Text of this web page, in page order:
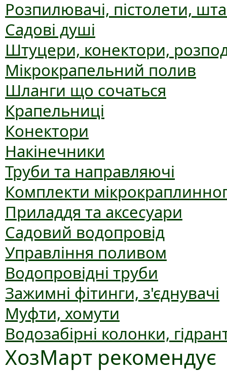
Розпилювачі, пістолети,
Садові душі
Штуцери, конектори,
Мікрокрапельний полив
Шланги що сочаться
Крапельниці
Конектори
Накінечники
Труби та направляючі
Комплекти
Приладдя та аксесуари
Садовий водопровід
Управління поливом
Водопровідні труби
Зажимні фітинги, з'єднувачі
Муфти, хомути
Водозабірні колонки,
ХозМарт рекомендує